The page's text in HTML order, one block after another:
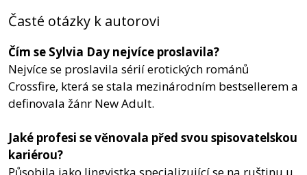
Časté otázky k autorovi
Čím se Sylvia Day nejvíce proslavila?
Nejvíce se proslavila sérií erotických románů
Crossfire, která se stala mezinárodním bestsellerem a
definovala žánr New Adult.
Jaké profesi se věnovala před svou spisovatelskou
kariérou?